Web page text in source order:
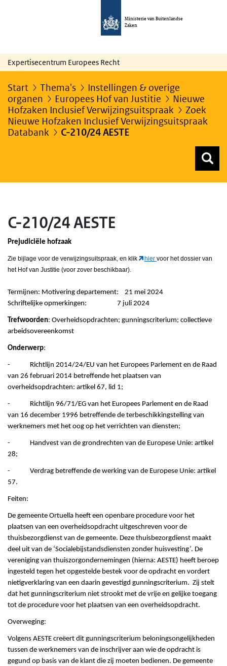
Ministerie van Buitenlandse
Zaken
Expertisecentrum Europees Recht
Start Thema's
Instellingen & overige
organen
Europees Hof van Justitie
Nieuwe
Hofzaken Inclusief Verwijzingsuitspraak
Zoek
Nieuwe Hofzaken Inclusief Verwijzingsuitspraak
Databank
C-210/24 AESTE
C-210/24 AESTE
Prejudiciële hofzaak
Zie bijlage voor de verwijzingsuitspraak, en klik hier voor het dossier van
het Hof van Justitie (voor zover beschikbaar).
Termijnen: Motivering departement: 21 mei 2024
Schriftelijke opmerkingen: 7 juli 2024
Trefwoorden: Overheidsopdrachten; gunningscriterium; collectieve
arbeidsovereenkomst
Onderwerp:
- Richtlijn 2014/24/EU van het Europees Parlement en de Raad
van 26 februari 2014 betreffende het plaatsen van
overheidsopdrachten: artikel 67, lid 1;
- Richtlijn 96/71/EG van het Europees Parlement en de Raad
van 16 december 1996 betreffende de terbeschikkingstelling van
werknemers met het oog op het verrichten van diensten;
- Handvest van de grondrechten van de Europese Unie: artikel
28;
- Verdrag betreffende de werking van de Europese Unie: artikel
57.
Feiten:
De gemeente Ortuella heeft een openbare procedure voor het
plaatsen van een overheidsopdracht uitgeschreven voor de
thuisbezorgdienst van de gemeente. Deze thuisbezorgdienst maakt
deel uit van de ‘Socialebijstandsdiensten zonder huisvesting’. De
vereniging van thuiszorgondernemingen (hierna: AESTE) heeft beroep
ingesteld tegen het opgestelde bestek voor de opdracht en vordert
nietigverklaring van een daarin gevestigd gunningscriterium. Zij stelt
dat het gunningscriterium niet strookt met de vrije en gelijke toegang
tot de procedure voor het plaatsen van een overheidsopdracht.
Overweging:
Volgens AESTE creëert dit gunningscriterium beloningsongelijkheden
tussen de werknemers van de inschrijver aan wie de opdracht is
gegund op basis van de klant die zij moeten bedienen. De gemeente